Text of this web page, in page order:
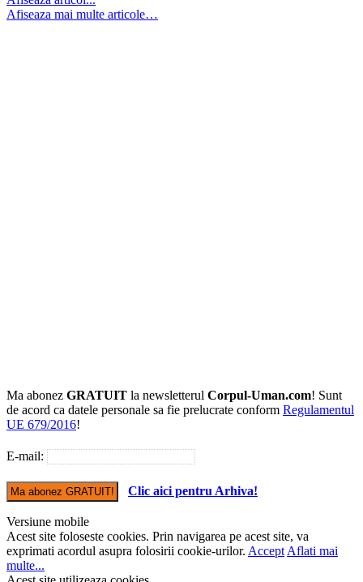
Afiseaza mai multe articole…
Ma abonez GRATUIT la newsletterul Corpul-Uman.com! Sunt
de acord ca datele personale sa fie prelucrate conform Regulamentul
UE 679/2016!
E-mail:
Clic aici pentru Arhiva!
Versiune mobile
Acest site foloseste cookies. Prin navigarea pe acest site, va
exprimati acordul asupra folosirii cookie-urilor. Accept Aflati mai
multe...